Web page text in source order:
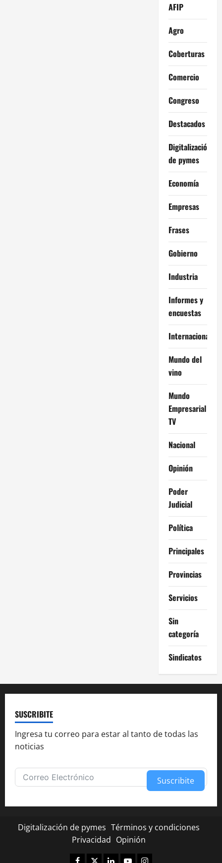
AFIP
Agro
Coberturas
Comercio
Congreso
Destacados
Digitalización
de pymes
Economía
Empresas
Frases
Gobierno
Industria
Informes y
encuestas
Internacional
Mundo del
vino
Mundo
Empresarial
TV
Nacional
Opinión
Poder
Judicial
Política
Principales
Provincias
Servicios
Sin
categoría
Sindicatos
SUSCRIBITE
Ingresa tu correo para estar al tanto de todas las
noticias
Suscribite
Digitalización de pymes Términos y condiciones
Privacidad Opinión
Facebook
TwitterLinkedinYoutubeInstagram